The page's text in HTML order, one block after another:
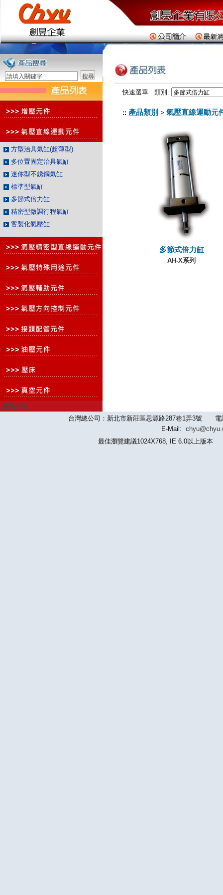
方型治具氣缸(超薄型)
多位置固定治具氣缸
迷你型不銹鋼氣缸
標準型氣缸
多節式倍力缸
精密型微調行程氣缸
客製化氣壓缸
產品介紹
快速選單 類別:
:: 產品類別 > 氣壓直線運動元
多節式倍力缸
AH-X系列
台灣總公司：新北市新莊區思源路287巷1弄3號
E-Mail:
最佳瀏覽建議1024X768, IE 6.0以上版本